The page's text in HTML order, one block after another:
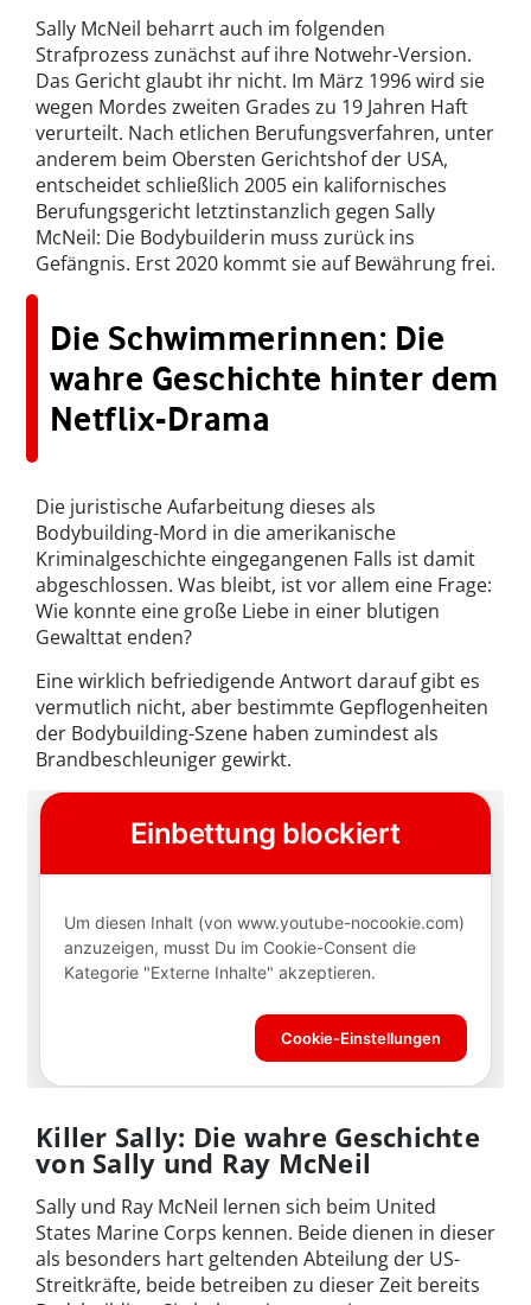
Sally McNeil beharrt auch im folgenden
Strafprozess zunächst auf ihre Notwehr-Version.
Das Gericht glaubt ihr nicht. Im März 1996 wird sie
wegen Mordes zweiten Grades zu 19 Jahren Haft
verurteilt. Nach etlichen Berufungsverfahren, unter
anderem beim Obersten Gerichtshof der USA,
entscheidet schließlich 2005 ein kalifornisches
Berufungsgericht letztinstanzlich gegen Sally
McNeil: Die Bodybuilderin muss zurück ins
Gefängnis. Erst 2020 kommt sie auf Bewährung frei.
Die Schwimmerinnen: Die
wahre Geschichte hinter dem
Netflix-Drama
Die juristische Aufarbeitung dieses als
Bodybuilding-Mord in die amerikanische
Kriminalgeschichte eingegangenen Falls ist damit
abgeschlossen. Was bleibt, ist vor allem eine Frage:
Wie konnte eine große Liebe in einer blutigen
Gewalttat enden?
Eine wirklich befriedigende Antwort darauf gibt es
vermutlich nicht, aber bestimmte Gepflogenheiten
der Bodybuilding-Szene haben zumindest als
Brandbeschleuniger gewirkt.
Killer Sally: Die wahre Geschichte
von Sally und Ray McNeil
Sally und Ray McNeil lernen sich beim United
States Marine Corps kennen. Beide dienen in dieser
als besonders hart geltenden Abteilung der US-
Streitkräfte, beide betreiben zu dieser Zeit bereits